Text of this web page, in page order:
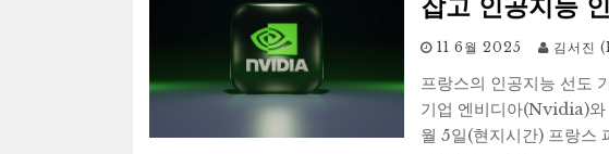
잡고 인공지능
11 6월 2025 김서진
프랑스의 인공지능 선도
기업 엔비디아(Nvidia)와
월 5일(현지시간) 프랑스